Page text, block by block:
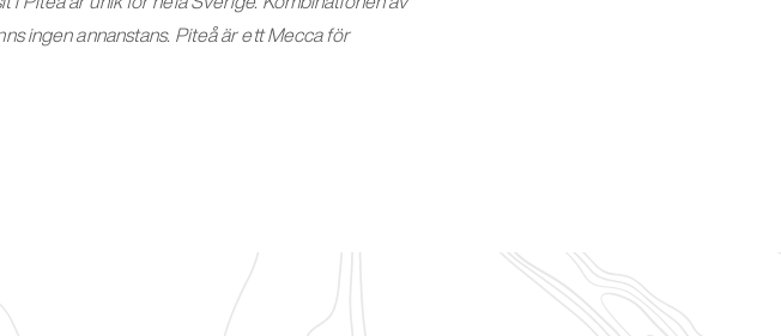
ingen annanstans. Piteå är ett Mecca för